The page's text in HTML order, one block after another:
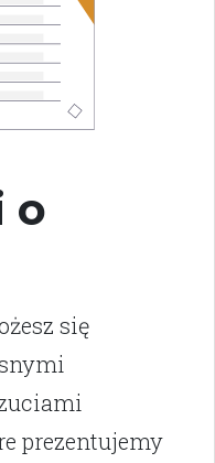
o
się
prezentujemy